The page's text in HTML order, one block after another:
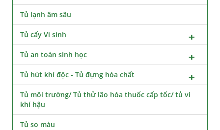
Tủ lạnh âm sâu
Tủ cấy Vi sinh
Tủ an toàn sinh học
Tủ hút khí độc - Tủ đựng hóa chất
Tủ môi trường/ Tủ thử lão hóa thuốc cấp tốc/ tủ vi
khí hậu
Tủ so màu